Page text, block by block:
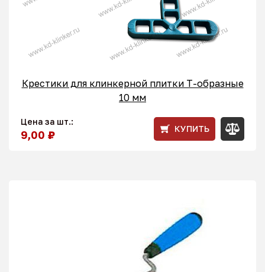
Крестики для клинкерной плитки T-образные
10 мм
Цена за шт.:
9,00 ₽ КУПИТЬ